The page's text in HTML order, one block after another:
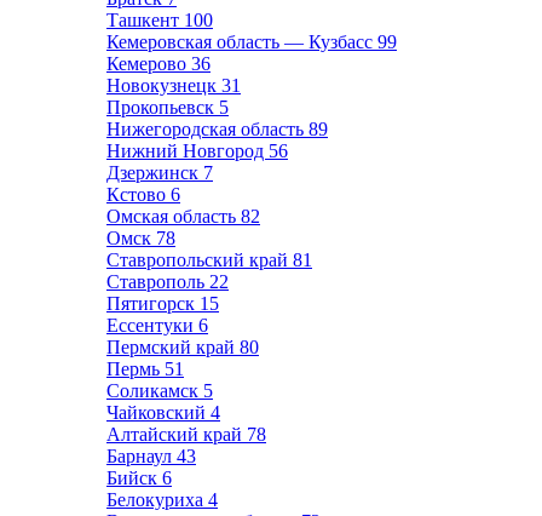
Ташкент 100
Кемеровская область — Кузбасс 99
Кемерово 36
Новокузнецк 31
Прокопьевск 5
Нижегородская область 89
Нижний Новгород 56
Дзержинск 7
Кстово 6
Омская область 82
Омск 78
Ставропольский край 81
Ставрополь 22
Пятигорск 15
Ессентуки 6
Пермский край 80
Пермь 51
Соликамск 5
Чайковский 4
Алтайский край 78
Барнаул 43
Бийск 6
Белокуриха 4